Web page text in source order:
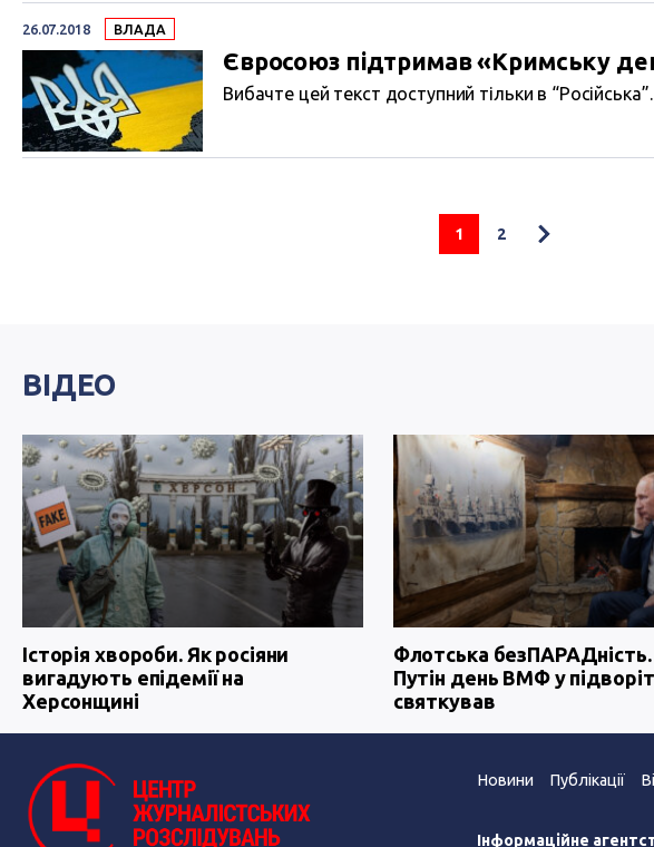
26.07.2018 ВЛАДА
Євросоюз підтримав «Кримську
Вибачте цей текст доступний тільки в “Російська”.
1 2
ВІДЕО
Історія хвороби. Як росіяни
вигадують епідемії на
Херсонщині
Флотська
Путін день ВМФ у
святкував
Новини Публікації
Інформаційне